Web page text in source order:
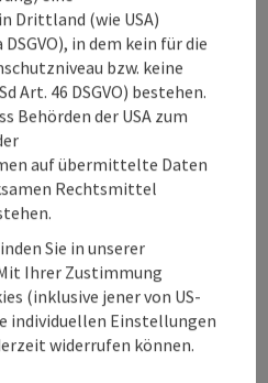
… 7
Fragen
am
Drittland (wie USA)
in dem kein für die
bzw. keine
Art. 46 DSGVO) bestehen.
Behörden der USA zum
auf übermittelte Daten
Rechtsmittel
Sie in unserer
Ihrer Zustimmung
(inklusive jener von US-
individuellen Einstellungen
widerrufen können.